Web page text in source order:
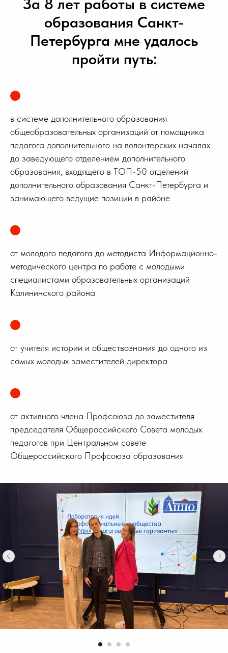
образования Санкт-
Петербурга мне удалось
пройти путь:
в системе дополнительного образования
общеобразовательных организаций от помощника
педагога дополнительного на волонтерских началах
до заведующего отделением дополнительного
образования, входящего в ТОП-50 отделений
дополнительного образования Санкт-Петербурга и
занимающего ведущие позиции в районе
от молодого педагога до методиста Информационно-
методического центра по работе с молодыми
специалистами образовательных организаций
Калининского района
от учителя истории и обществознания до одного из
самых молодых заместителей директора
от активного члена Профсоюза до заместителя
председателя Общероссийского Совета молодых
педагогов при Центральном совете
Общероссийского Профсоюза образования